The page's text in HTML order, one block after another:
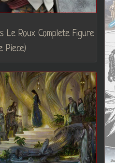
Le Roux Complete Figure
Piece)